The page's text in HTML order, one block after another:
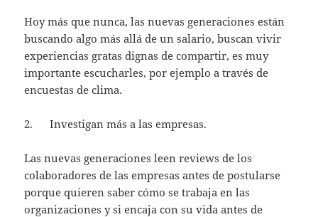
Hoy más que nunca, las nuevas generaciones están
buscando algo más allá de un salario, buscan vivir
experiencias gratas dignas de compartir, es muy
importante escucharles, por ejemplo a través de
encuestas de clima.
2. Investigan más a las empresas.
Las nuevas generaciones leen reviews de los
colaboradores de las empresas antes de postularse
porque quieren saber cómo se trabaja en las
organizaciones y si encaja con su vida antes de